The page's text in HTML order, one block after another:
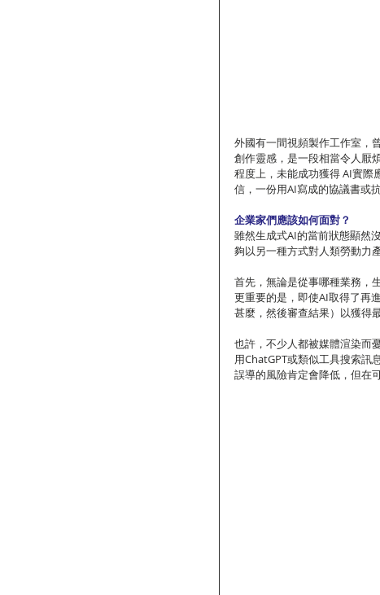
外國有一間視頻製作工作室，
創作靈感，是一段相當令人厭
程度上，未能成功獲得 AI實際
信，一份用AI寫成的協議書或
企業家們應該如何面對？
雖然生成式AI的當前狀態顯然
夠以另一種方式對人類勞動力
首先，無論是從事哪種業務，
更重要的是，即使AI取得了再
甚麼，然後審查結果）以獲得最
也許，不少人都被媒體渲染而
用ChatGPT或類似工具搜索訊
誤導的風險肯定會降低，但在